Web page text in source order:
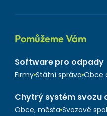
Pomůžeme Vám
Software pro odpady
Firmy Státní správa Obce
Chytrý systém svozu
Obce, města Svozové